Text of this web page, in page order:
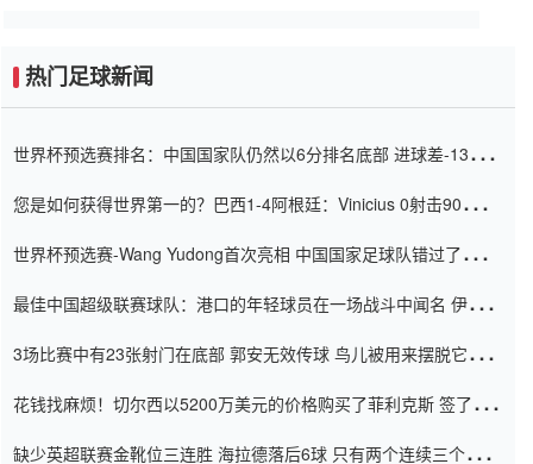
热门足球新闻
世界杯预选赛排名：中国国家队仍然以6分排名底部 进球差-13令人
您是如何获得世界第一的？巴西1-4阿根廷：Vinicius 0射击90分钟
世界杯预选赛-Wang Yudong首次亮相 中国国家足球队错过了世界
最佳中国超级联赛球队：港口的年轻球员在一场战斗中闻名 伊万放
3场比赛中有23张射门在底部 郭安无效传球 鸟儿被用来摆脱它
花钱找麻烦！切尔西以5200万美元的价格购买了菲利克斯 签了7年
缺少英超联赛金靴位三连胜 海拉德落后6球 只有两个连续三个连续